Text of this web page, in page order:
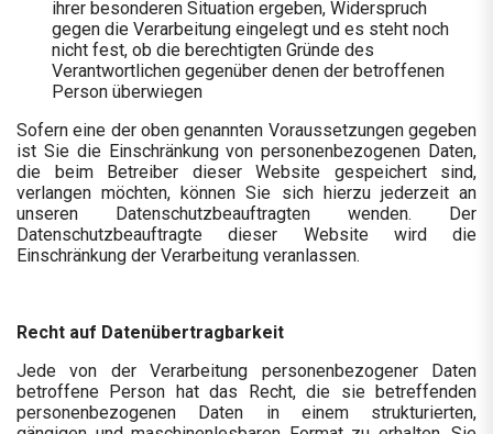
ihrer besonderen Situation ergeben, Widerspruch
gegen die Verarbeitung eingelegt und es steht noch
nicht fest, ob die berechtigten Gründe des
Verantwortlichen gegenüber denen der betroffenen
Person überwiegen
Sofern eine der oben genannten Voraussetzungen gegeben
ist Sie die Einschränkung von personenbezogenen Daten,
die beim Betreiber dieser Website gespeichert sind,
verlangen möchten, können Sie sich hierzu jederzeit an
unseren Datenschutzbeauftragten wenden. Der
Datenschutzbeauftragte dieser Website wird die
Einschränkung der Verarbeitung veranlassen.
Recht auf Datenübertragbarkeit
Jede von der Verarbeitung personenbezogener Daten
betroffene Person hat das Recht, die sie betreffenden
personenbezogenen Daten in einem strukturierten,